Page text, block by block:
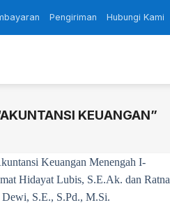
Pengiriman Hubungi Kami
KEUANGAN”